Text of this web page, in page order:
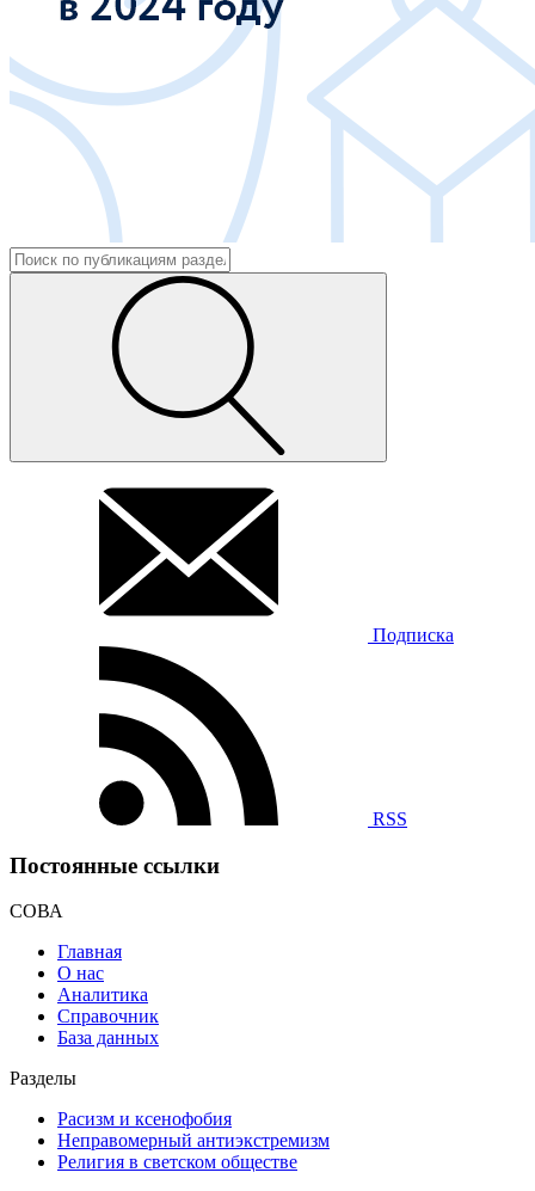
Подписка
RSS
Постоянные ссылки
СОВА
Главная
О нас
Аналитика
Справочник
База данных
Разделы
Расизм и ксенофобия
Неправомерный антиэкстремизм
Религия в светском обществе